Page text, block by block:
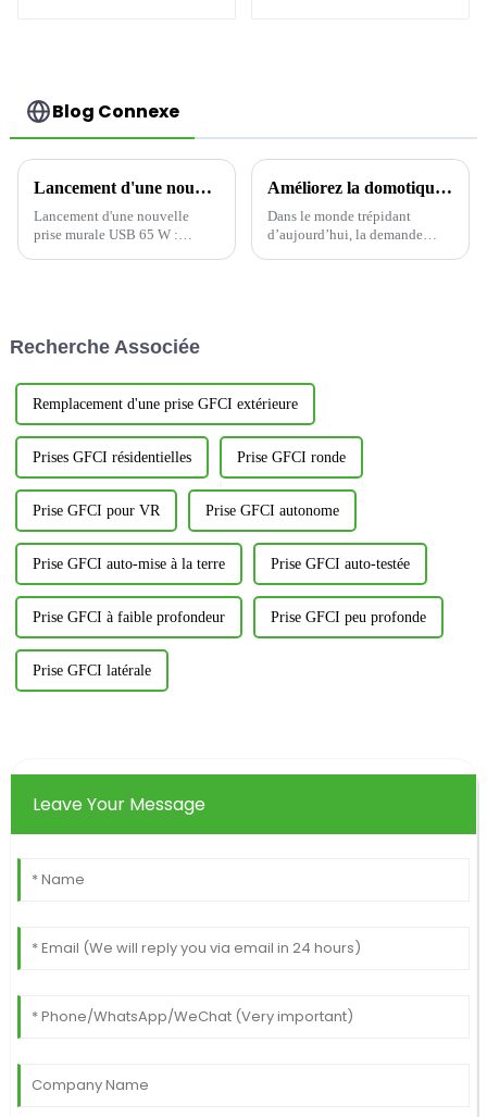
Blog Connexe
Lancement d'une nouvelle prise murale USB 65 W : Présentation de la prise sûre et rapide Yoti EWP1653C
Lancement d'une nouvelle
prise murale USB 65 W :
Améliorez la domotique avec des prises Wi-Fi intelligentes
Dans le monde trépidant
d’aujourd’hui, la demande
Recherche Associée
Remplacement d'une prise GFCI extérieure
Prises GFCI résidentielles Prise GFCI ronde
Prise GFCI pour VR Prise GFCI autonome
Prise GFCI auto-mise à la terre Prise GFCI auto-testée
Prise GFCI à faible profondeur Prise GFCI peu profonde
Prise GFCI latérale
Leave Your Message